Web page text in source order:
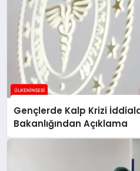
Gençlerde Kalp Krizi
Bakanlığından Açıklama